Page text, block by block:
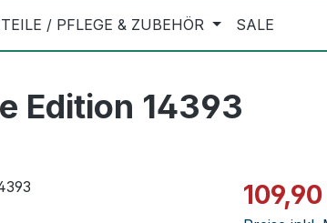
/ PFLEGE & ZUBEHÖR SALE
Edition 14393